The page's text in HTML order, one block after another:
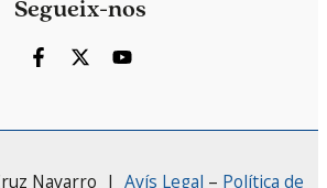
Segueix-nos
Navarro | Avís Legal – Política de